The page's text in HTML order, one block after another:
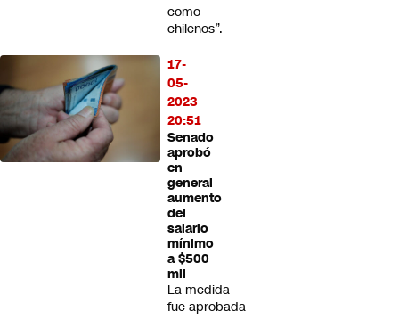
como
chilenos”.
17-
05-
2023
20:51
Senado
aprobó
en
general
aumento
del
salario
mínimo
a $500
mil
La medida
fue aprobada